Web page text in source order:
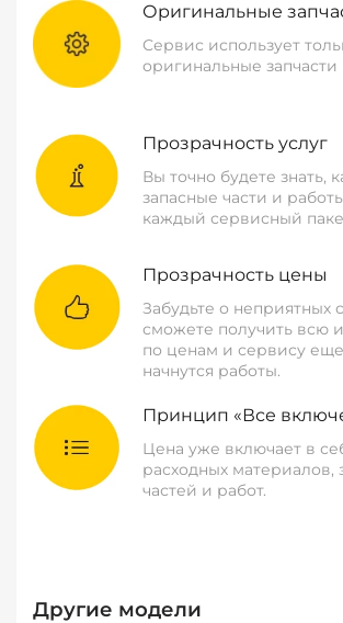
Оригинальные
Сервис использует
оригинальные запчасти
Прозрачность услуг
Вы точно будете знать,
запасные части и
каждый сервисный
Прозрачность цены
Забудьте о неприятных
сможете получить всю
по ценам и сервису еще
начнутся работы.
Принцип «Все
Цена уже включает в
расходных материалов,
частей и работ.
Другие модели